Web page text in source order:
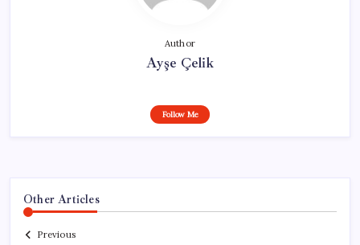
Author
Ayşe Çelik
Follow Me
Other Articles
Previous